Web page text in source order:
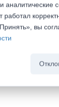
аналитические
работал
вы